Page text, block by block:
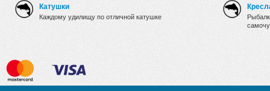
Катушки
Каждому удилищу по отличной катушке